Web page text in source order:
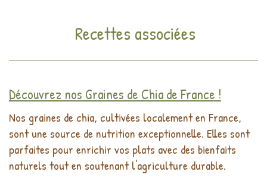
Recettes associées
Découvrez nos Graines de Chia de France !
Nos graines de chia, cultivées localement en France,
sont une source de nutrition exceptionnelle. Elles sont
parfaites pour enrichir vos plats avec des bienfaits
naturels tout en soutenant l'agriculture durable.